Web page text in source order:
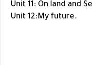
.Unit 12:My future